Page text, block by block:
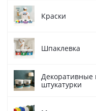
Краски
Шпаклевка
Декоративные
штукатурки